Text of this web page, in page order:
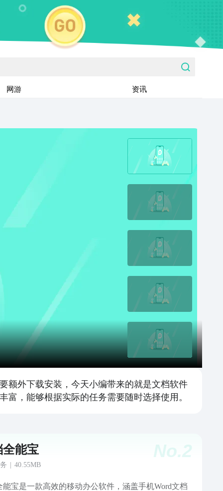
网游 资讯
额外下载安装，今天小编带来的就是文档软件
，能够根据实际的任务需要随时选择使用。
No.2
全能宝
40.55MB
能宝是一款高效的移动办公软件，涵盖手机Word文档